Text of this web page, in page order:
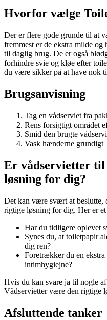
Hvorfor vælge
Der er flere gode grunde til at
fremmest er de ekstra milde
til daglig brug. De er også
forhindre svie og kløe efter
du være sikker på at have nok
Brugsanvisning
Tag en vådserviet fra
Rens forsigtigt området
Smid den brugte
Vask hænderne grundigt
Er vådservietter
løsning for dig?
Det kan være svært at beslutte,
rigtige løsning for dig. Her er
Har du tidligere oplevet
Synes du, at toiletpapir
dig ren?
Foretrækker du en
intimhygiejne?
Hvis du kan svare ja til nogle
Vådservietter være den rigtige
Afsluttende tanker